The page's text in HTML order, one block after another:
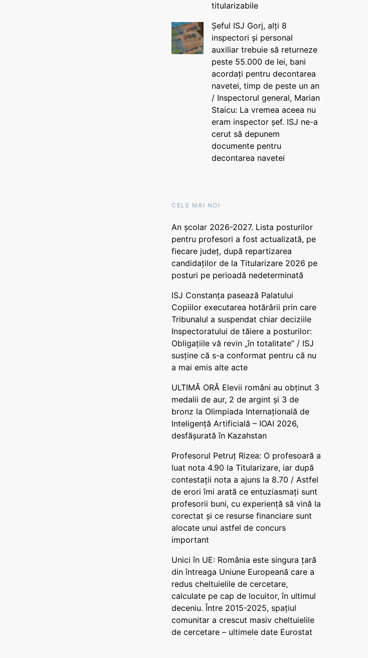
titularizabile
Șeful ISJ Gorj, alți 8
inspectori și personal
auxiliar trebuie să returneze
peste 55.000 de lei, bani
acordați pentru decontarea
navetei, timp de peste un an
/ Inspectorul general, Marian
Staicu: La vremea aceea nu
eram inspector șef. ISJ ne-a
cerut să depunem
documente pentru
decontarea navetei
CELE MAI NOI
An școlar 2026-2027. Lista posturilor
pentru profesori a fost actualizată, pe
fiecare județ, după repartizarea
candidaților de la Titularizare 2026 pe
posturi pe perioadă nedeterminată
ISJ Constanța pasează Palatului
Copiilor executarea hotărârii prin care
Tribunalul a suspendat chiar deciziile
Inspectoratului de tăiere a posturilor:
Obligațiile vă revin „în totalitate” / ISJ
susține că s-a conformat pentru că nu
a mai emis alte acte
ULTIMĂ ORĂ Elevii români au obținut 3
medalii de aur, 2 de argint și 3 de
bronz la Olimpiada Internațională de
Inteligență Artificială – IOAI 2026,
desfășurată în Kazahstan
Profesorul Petruț Rizea: O profesoară a
luat nota 4.90 la Titularizare, iar după
contestații nota a ajuns la 8.70 / Astfel
de erori îmi arată ce entuziasmați sunt
profesorii buni, cu experiență să vină la
corectat și ce resurse financiare sunt
alocate unui astfel de concurs
important
Unici în UE: România este singura țară
din întreaga Uniune Europeană care a
redus cheltuielile de cercetare,
calculate pe cap de locuitor, în ultimul
deceniu. Între 2015-2025, spațiul
comunitar a crescut masiv cheltuielile
de cercetare – ultimele date Eurostat